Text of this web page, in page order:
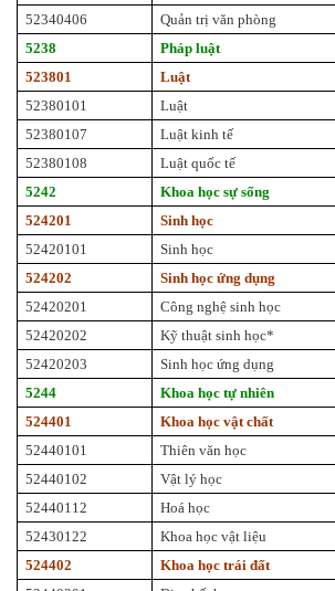
52340406
Quản trị văn phòng
5238
Pháp luật
523801
Luật
52380101
Luật
52380107
Luật kinh tế
52380108
Luật quốc tế
5242
Khoa học sự sống
524201
Sinh học
52420101
Sinh học
524202
Sinh học ứng dụng
52420201
Công nghệ sinh học
52420202
Kỹ thuật sinh học*
52420203
Sinh học ứng dụng
5244
Khoa học tự nhiên
524401
Khoa học vật chất
52440101
Thiên văn học
52440102
Vật lý học
52440112
Hoá học
52430122
Khoa học vật liệu
524402
Khoa học trái đất